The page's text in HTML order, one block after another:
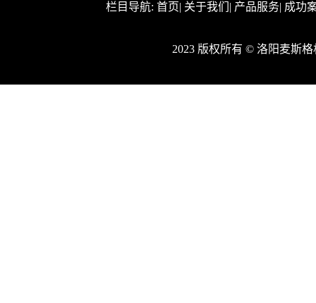
栏目导航: 首页| 关于我们 | 产品服务| 成功
2023 版权所有 © 洛阳麦斯